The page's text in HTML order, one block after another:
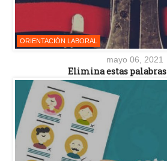
ORIENTACIÓN LABORAL
mayo 06, 2021
Elimina estas palabras